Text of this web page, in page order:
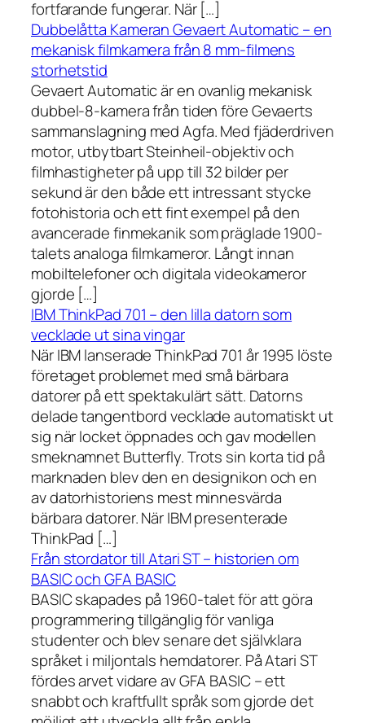
fortfarande fungerar. När […]
Dubbelåtta Kameran Gevaert Automatic – en
mekanisk filmkamera från 8 mm-filmens
storhetstid
Gevaert Automatic är en ovanlig mekanisk
dubbel-8-kamera från tiden före Gevaerts
sammanslagning med Agfa. Med fjäderdriven
motor, utbytbart Steinheil-objektiv och
filmhastigheter på upp till 32 bilder per
sekund är den både ett intressant stycke
fotohistoria och ett fint exempel på den
avancerade finmekanik som präglade 1900-
talets analoga filmkameror. Långt innan
mobiltelefoner och digitala videokameror
gjorde […]
IBM ThinkPad 701 – den lilla datorn som
vecklade ut sina vingar
När IBM lanserade ThinkPad 701 år 1995 löste
företaget problemet med små bärbara
datorer på ett spektakulärt sätt. Datorns
delade tangentbord vecklade automatiskt ut
sig när locket öppnades och gav modellen
smeknamnet Butterfly. Trots sin korta tid på
marknaden blev den en designikon och en
av datorhistoriens mest minnesvärda
bärbara datorer. När IBM presenterade
ThinkPad […]
Från stordator till Atari ST – historien om
BASIC och GFA BASIC
BASIC skapades på 1960-talet för att göra
programmering tillgänglig för vanliga
studenter och blev senare det självklara
språket i miljontals hemdatorer. På Atari ST
fördes arvet vidare av GFA BASIC – ett
snabbt och kraftfullt språk som gjorde det